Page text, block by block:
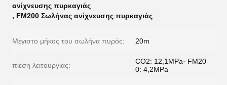
ανίχνευσης πυρκαγιάς
, FM200 Σωλήνας ανίχνευσης πυρκαγιάς
Μέγιστο μήκος του σωλήνα πυρός: 20m
πίεση λειτουργίας:
CO2: 12,1MPa· FM20
0: 4,2MPa